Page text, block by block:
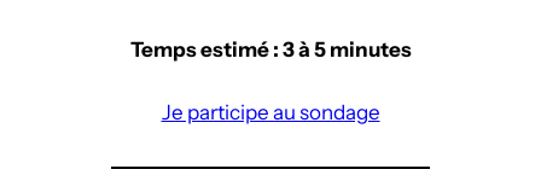
Temps estimé : 3 à 5 minutes
Je participe au sondage